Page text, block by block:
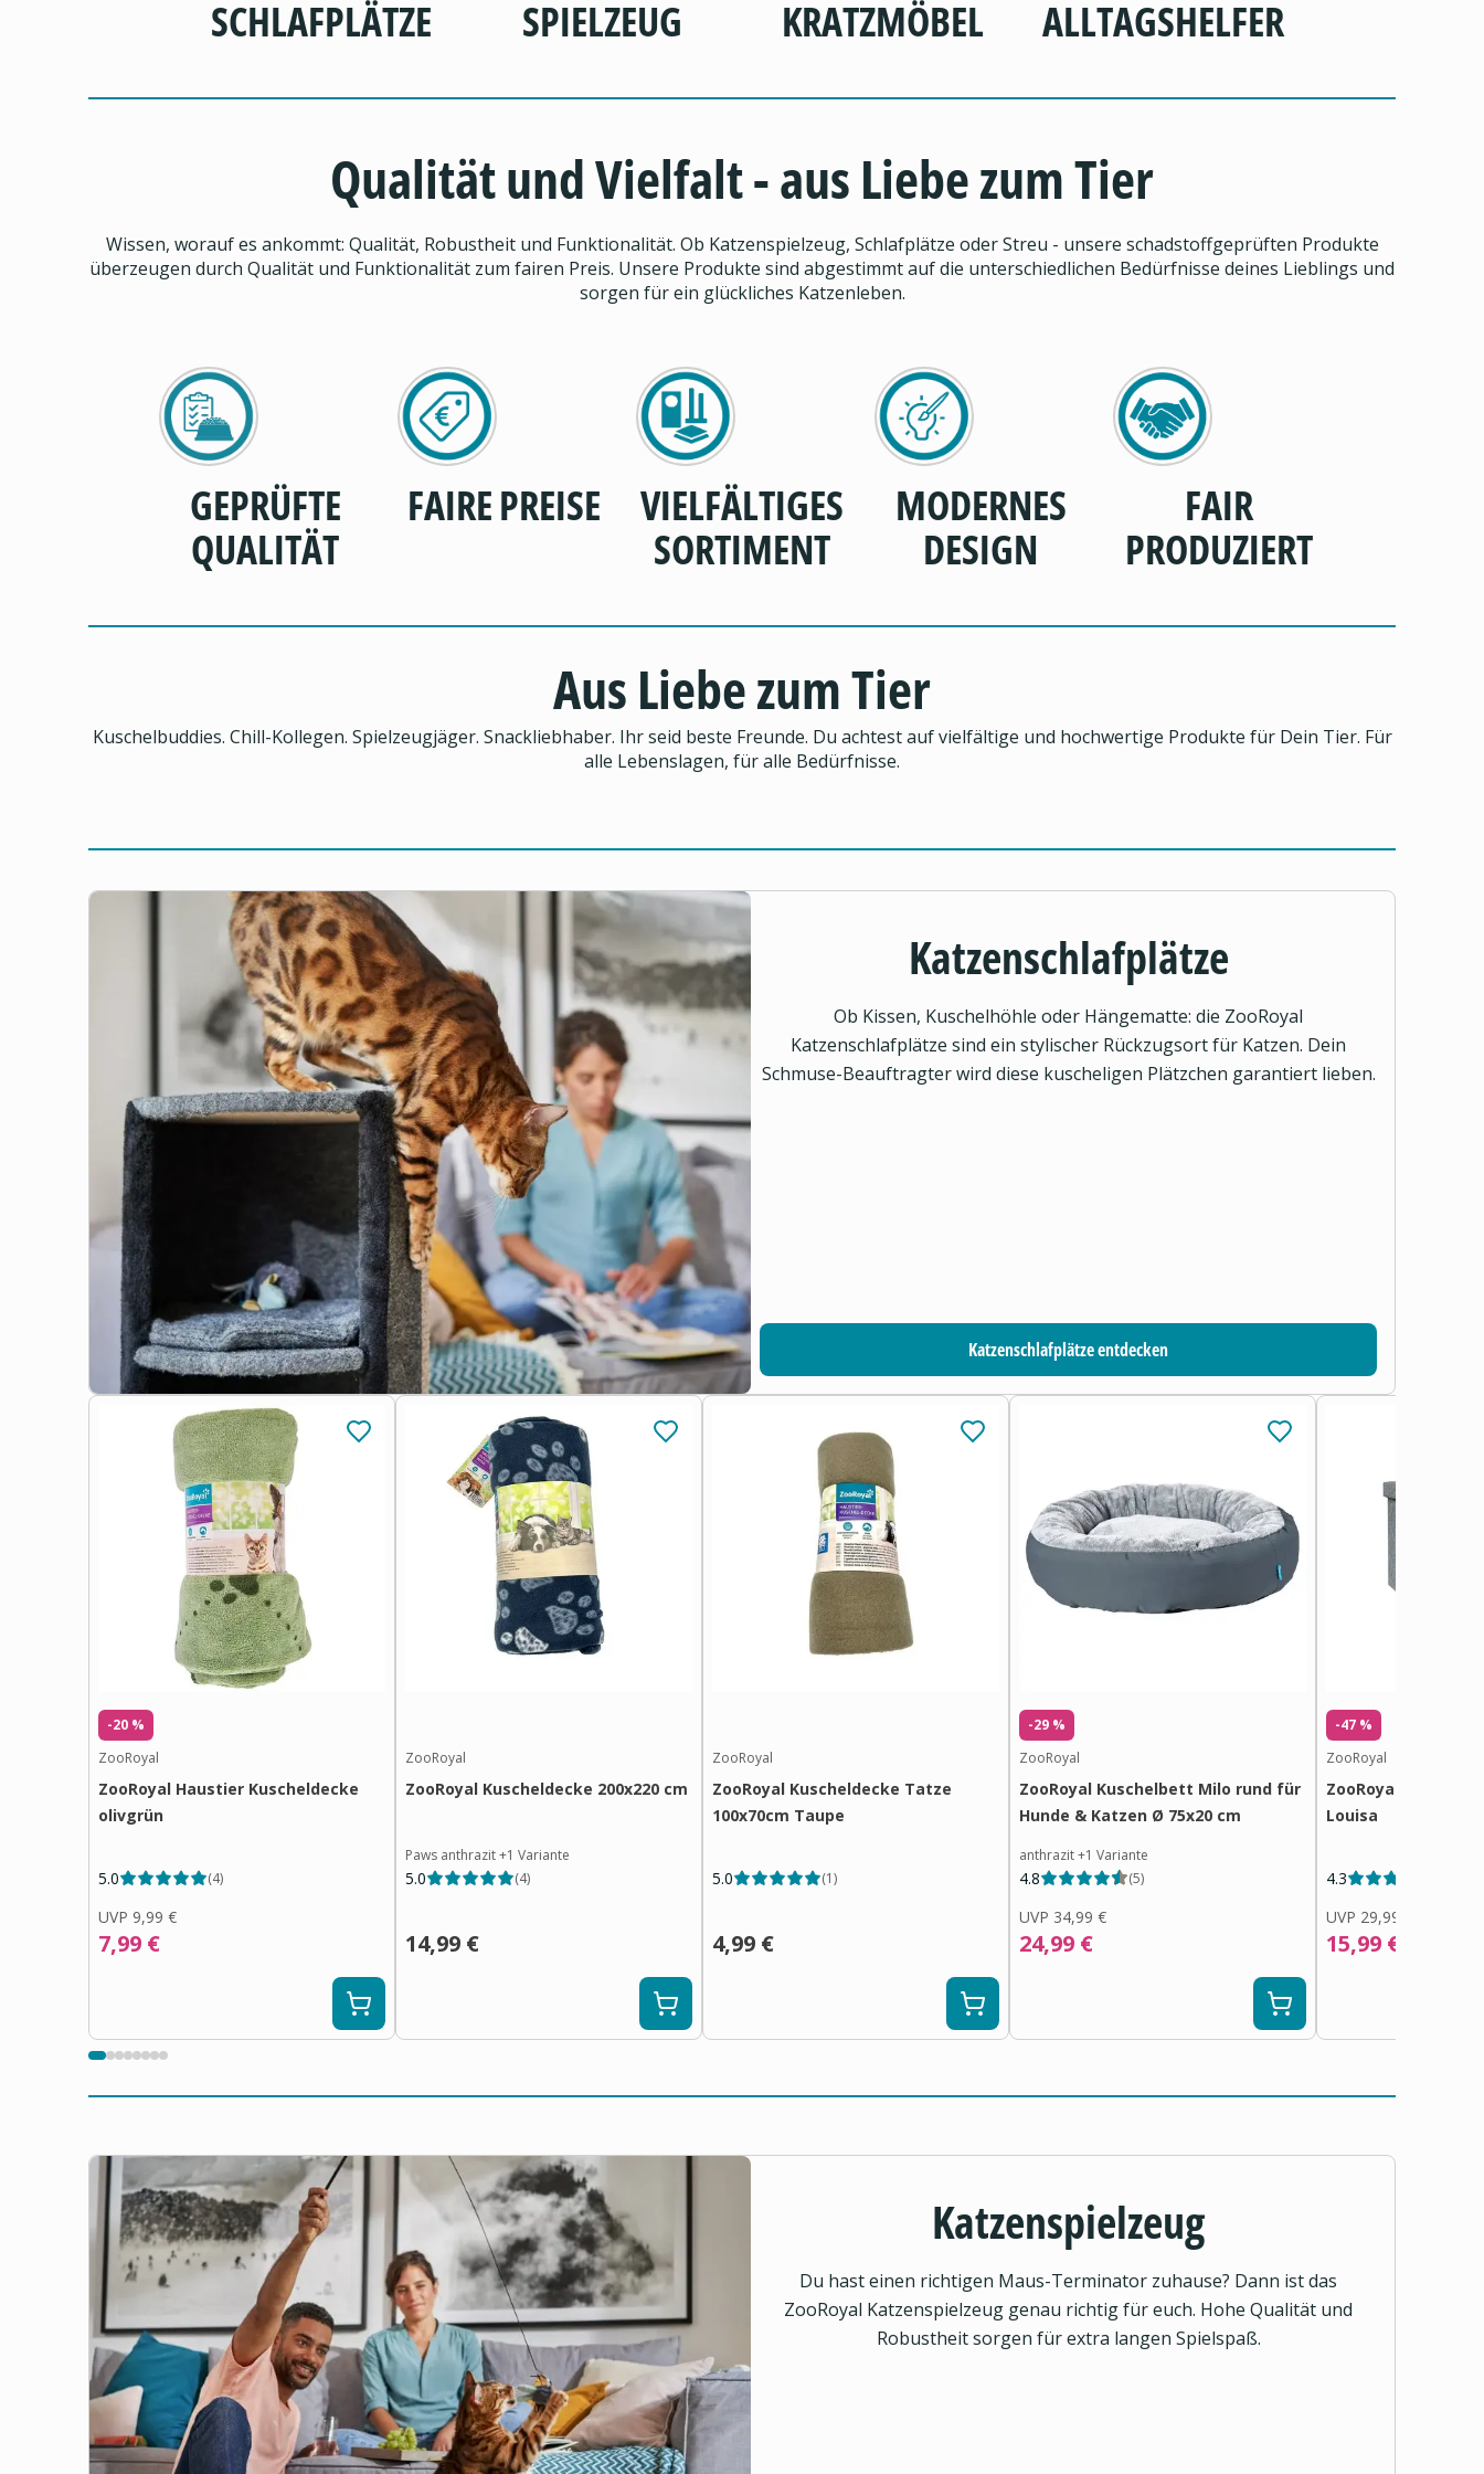
SCHLAFPLÄTZE SPIELZEUG KRATZMÖBEL ALLTAGSHELFER
Qualität und Vielfalt - aus Liebe zum Tier
Wissen, worauf es ankommt: Qualität, Robustheit und Funktionalität. Ob Katzenspielzeug, Schlafplätze oder Streu - unsere schadstoffgeprüften Produkte
überzeugen durch Qualität und Funktionalität zum fairen Preis. Unsere Produkte sind abgestimmt auf die unterschiedlichen Bedürfnisse deines Lieblings und
sorgen für ein glückliches Katzenleben.
GEPRÜFTE
QUALITÄT
FAIRE PREISE
VIELFÄLTIGES
SORTIMENT
MODERNES
DESIGN
FAIR
PRODUZIERT
Aus Liebe zum Tier
Kuschelbuddies. Chill-Kollegen. Spielzeugjäger. Snackliebhaber. Ihr seid beste Freunde. Du achtest auf vielfältige und hochwertige Produkte für Dein Tier. Für
alle Lebenslagen, für alle Bedürfnisse.
Katzenschlafplätze
Ob Kissen, Kuschelhöhle oder Hängematte: die ZooRoyal
Katzenschlafplätze sind ein stylischer Rückzugsort für Katzen. Dein
Schmuse-Beauftragter wird diese kuscheligen Plätzchen garantiert lieben.
Katzenschlafplätze entdecken
-20 %
ZooRoyal
ZooRoyal Haustier Kuscheldecke
olivgrün
5.0 (4)
UVP 9,99 €
7,99 €
ZooRoyal
ZooRoyal Kuscheldecke 200x220 cm
Paws anthrazit+1 Variante
5.0 (4)
14,99 €
ZooRoyal
ZooRoyal Kuscheldecke Tatze
100x70cm Taupe
5.0 (1)
4,99 €
-29 %
ZooRoyal
ZooRoyal Kuschelbett Milo rund für
Hunde & Katzen Ø 75x20 cm
anthrazit+1 Variante
4.8 (5)
UVP 34,99 €
24,99 €
-47 %
ZooRoyal
ZooRoyal faltbare
Louisa
4.3
UVP 29,99 €
15,99 €
Katzenspielzeug
Du hast einen richtigen Maus-Terminator zuhause? Dann ist das
ZooRoyal Katzenspielzeug genau richtig für euch. Hohe Qualität und
Robustheit sorgen für extra langen Spielspaß.